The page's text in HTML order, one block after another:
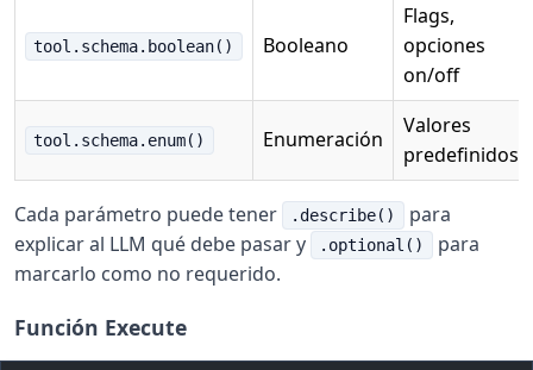
tool.schema.boolean() Booleano
Flags,
opciones
on/off
tool.schema.enum() Enumeración
Valores
predefinidos
Cada parámetro puede tener .describe()
para
explicar al LLM qué debe pasar y
.optional()
para
marcarlo como no requerido.
Función Execute